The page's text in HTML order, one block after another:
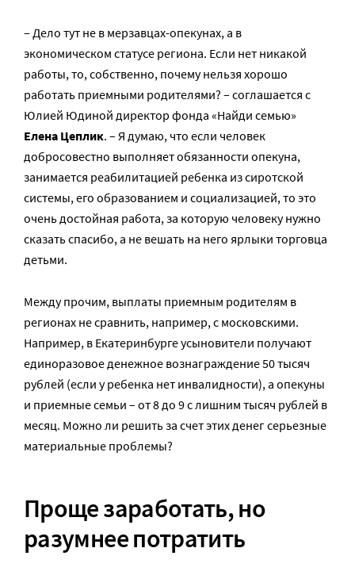
– Дело тут не в мерзавцах-опекунах, а в
экономическом статусе региона. Если нет никакой
работы, то, собственно, почему нельзя хорошо
работать приемными родителями? – соглашается с
Юлией Юдиной директор фонда «Найди семью»
Елена Цеплик. – Я думаю, что если человек
добросовестно выполняет обязанности опекуна,
занимается реабилитацией ребенка из сиротской
системы, его образованием и социализацией, то это
очень достойная работа, за которую человеку нужно
сказать спасибо, а не вешать на него ярлыки торговца
детьми.
Между прочим, выплаты приемным родителям в
регионах не сравнить, например, с московскими.
Например, в Екатеринбурге усыновители получают
единоразовое денежное вознаграждение 50 тысяч
рублей (если у ребенка нет инвалидности), а опекуны
и приемные семьи – от 8 до 9 с лишним тысяч рублей в
месяц. Можно ли решить за счет этих денег серьезные
материальные проблемы?
Проще заработать, но
разумнее потратить